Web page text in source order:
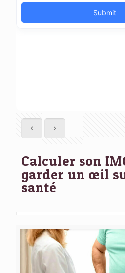
Calculer son
garder un œil
santé